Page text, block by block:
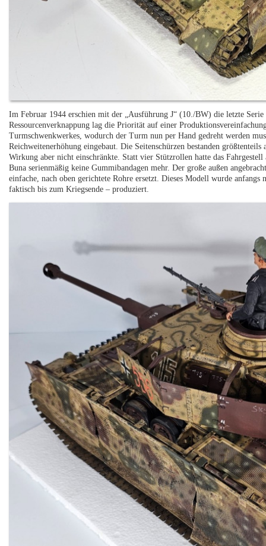
Im Februar 1944 erschien mit der „Ausführung J“ (10./BW) die letzte
Ressourcenverknappung lag die Priorität auf einer
Turmschwenkwerkes, wodurch der Turm nun per Hand gedreht werden
Reichweitenerhöhung eingebaut. Die Seitenschürzen bestanden
Wirkung aber nicht einschränkte. Statt vier Stützrollen hatte das
Buna serienmäßig keine Gummibandagen mehr. Der große außen
einfache, nach oben gerichtete Rohre ersetzt. Dieses Modell wurde
faktisch bis zum Kriegsende – produziert.